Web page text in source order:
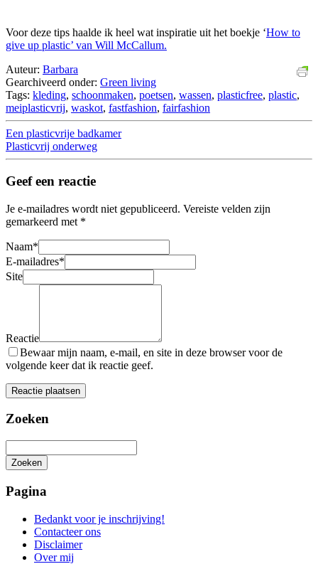
Voor deze tips haalde ik heel wat inspiratie uit het boekje ‘How to
give up plastic’ van Will McCallum.
Auteur: Barbara
Gearchiveerd onder: Green living
Tags: kleding, schoonmaken, poetsen, wassen, plasticfree, plastic,
meiplasticvrij, waskot, fastfashion, fairfashion
Een plasticvrije badkamer
Plasticvrij onderweg
Geef een reactie
Je e-mailadres wordt niet gepubliceerd. Vereiste velden zijn
gemarkeerd met *
Naam*
E-mailadres*
Site
Reactie
Bewaar mijn naam, e-mail, en site in deze browser voor de
volgende keer dat ik reactie geef.
Zoeken
Zoeken
zoeken
Pagina
Bedankt voor je inschrijving!
Contacteer ons
Disclaimer
Over mij